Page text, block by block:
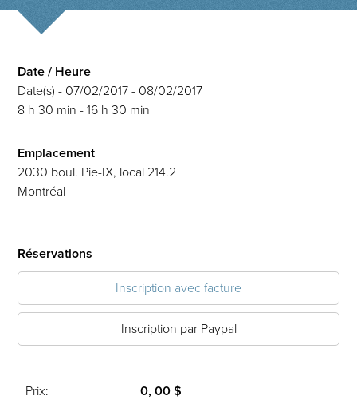
Date / Heure
Date(s) - 07/02/2017 - 08/02/2017
8 h 30 min - 16 h 30 min
Emplacement
2030 boul. Pie-IX, local 214.2
Montréal
Réservations
Inscription avec facture
Inscription par Paypal
Prix: 0, 00 $